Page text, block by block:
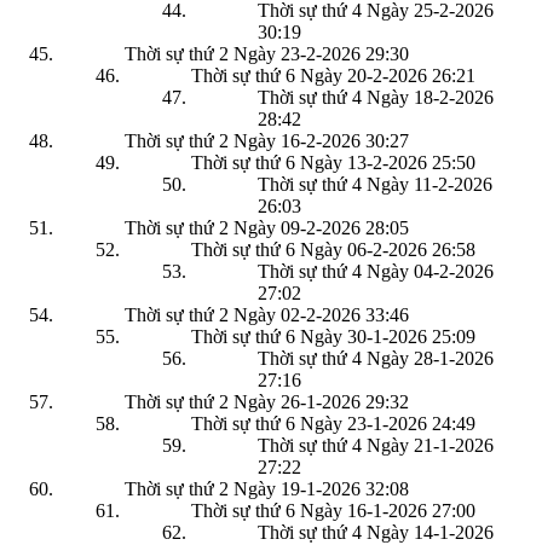
Thời sự thứ 4 Ngày 25-2-2026
30:19
Thời sự thứ 2 Ngày 23-2-2026 29:30
Thời sự thứ 6 Ngày 20-2-2026 26:21
Thời sự thứ 4 Ngày 18-2-2026
28:42
Thời sự thứ 2 Ngày 16-2-2026 30:27
Thời sự thứ 6 Ngày 13-2-2026 25:50
Thời sự thứ 4 Ngày 11-2-2026
26:03
Thời sự thứ 2 Ngày 09-2-2026 28:05
Thời sự thứ 6 Ngày 06-2-2026 26:58
Thời sự thứ 4 Ngày 04-2-2026
27:02
Thời sự thứ 2 Ngày 02-2-2026 33:46
Thời sự thứ 6 Ngày 30-1-2026 25:09
Thời sự thứ 4 Ngày 28-1-2026
27:16
Thời sự thứ 2 Ngày 26-1-2026 29:32
Thời sự thứ 6 Ngày 23-1-2026 24:49
Thời sự thứ 4 Ngày 21-1-2026
27:22
Thời sự thứ 2 Ngày 19-1-2026 32:08
Thời sự thứ 6 Ngày 16-1-2026 27:00
Thời sự thứ 4 Ngày 14-1-2026